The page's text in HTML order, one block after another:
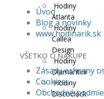
Hodiny
Atlanta
Hodiny
Callea
Design
Hodiny
Diamantini
Hodiny
Discoclock
Úvod
Blog a novinky
www.hodinarik.sk
VŠETKO O NÁKUPE
Zásady ochrany
Cookies
Obchodné